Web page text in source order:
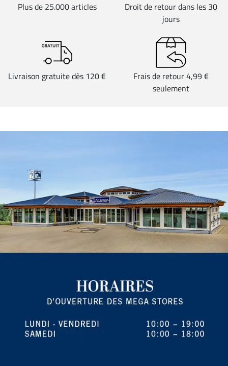
Plus de 25.000 articles
Droit de retour dans les 30
jours
Livraison gratuite dès 120 €
Frais de retour 4,99 €
seulement